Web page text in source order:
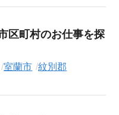
ア専門のキャリアアドバ
を丁寧にヒアリングし、
との条件交渉まで、転職
区町村のお仕事を探
室蘭市 紋別郡